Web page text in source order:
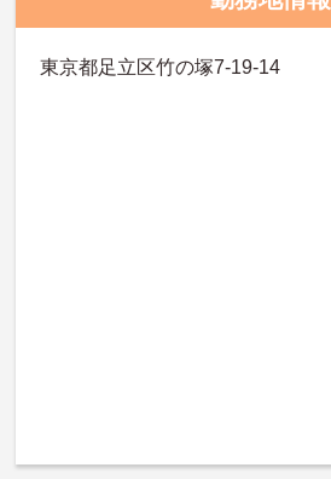
東京都足立区竹の塚7-19-14